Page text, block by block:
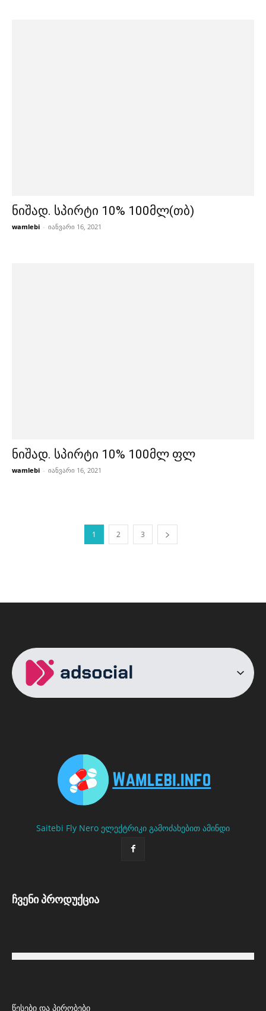
ნიშად. სპირტი 10% 100მლ(თბ)
wamlebi - იანვარი 16, 2021
ნიშად. სპირტი 10% 100მლ ფლ
wamlebi - იანვარი 16, 2021
1 2 3
Saitebi Fly Nero ელექტრიკი გამოძახებით ამინდი
ჩვენი პროდუქცია
წესები და პირობები